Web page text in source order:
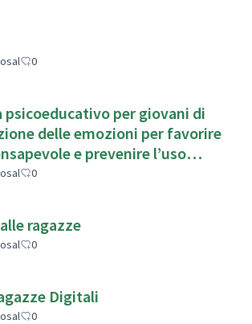
0
psicoeducativo per giovani di
delle emozioni per favorire
e prevenire l’uso
di Internet
0
ragazze
0
Digitali
0